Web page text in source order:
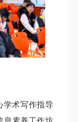
学术写作指导